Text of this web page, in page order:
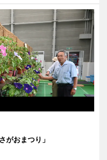
がおまつり」